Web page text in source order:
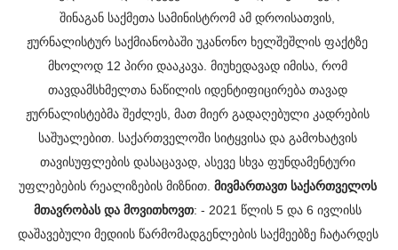
შინაგან საქმეთა სამინისტრომ ამ დროისათვის,
ჟურნალისტურ საქმიანობაში უკანონო ხელშეშლის ფაქტზე
მხოლოდ 12 პირი დააკავა. მიუხედავად იმისა, რომ
თავდამსხმელთა ნაწილის იდენტიფიცირება თავად
ჟურნალისტებმა შეძლეს, მათ მიერ გადაღებული კადრების
საშუალებით. საქართველოში სიტყვისა და გამოხატვის
თავისუფლების დასაცავად, ასევე სხვა ფუნდამენტური
უფლებების რეალიზების მიზნით. მივმართავთ საქართველოს
მთავრობას და მოვითხოვთ: - 2021 წლის 5 და 6 ივლისს
დაშავებული მედიის წარმომადგენლების საქმეებზე ჩატარდეს